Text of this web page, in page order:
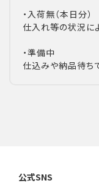
・入荷無（本日分）
仕入れ等の状況に
・準備中
仕込みや納品待ち
公式SNS